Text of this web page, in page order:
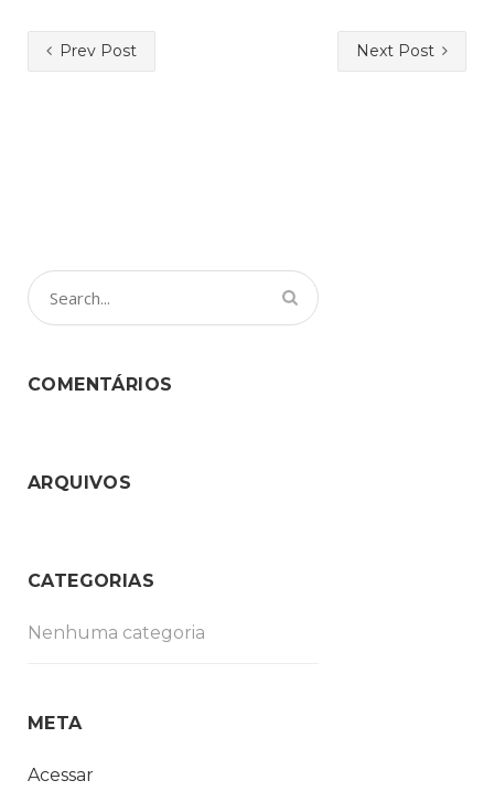
Prev Post Next Post
COMENTÁRIOS
ARQUIVOS
CATEGORIAS
Nenhuma categoria
META
Acessar